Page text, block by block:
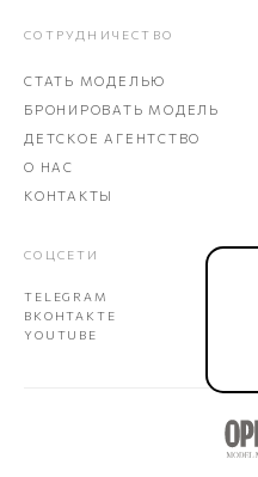
СОТРУДНИЧЕСТВО
СТАТЬ МОДЕЛЬЮ
БРОНИРОВАТЬ МОДЕЛЬ
ДЕТСКОЕ АГЕНТСТВО
О НАС
КОНТАКТЫ
СОЦСЕТИ
TELEGRAM
ВКОНТАКТЕ
YOUTUBE